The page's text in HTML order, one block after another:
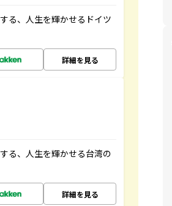
る、人生を輝かせるドイツ
詳細を見る
る、人生を輝かせる台湾の
詳細を見る